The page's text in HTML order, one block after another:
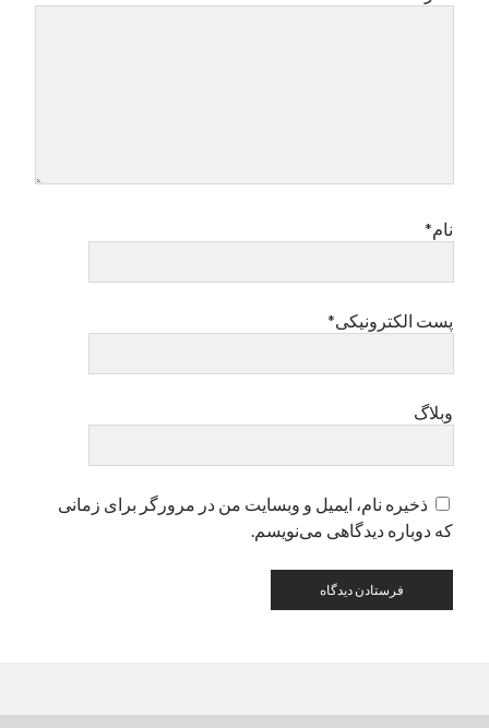
نام*
پست الکترونیکی*
وبلاگ
ذخیره نام، ایمیل و وبسایت من در مرورگر برای زمانی
که دوباره دیدگاهی می‌نویسم.